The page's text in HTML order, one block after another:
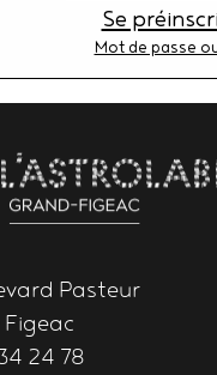
Se
Mot de passe
Pasteur
24 78